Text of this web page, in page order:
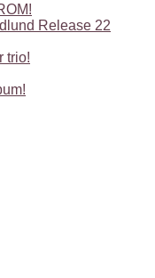
Release 22
trio!